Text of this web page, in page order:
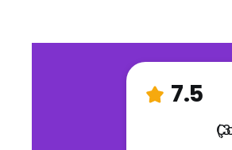
7.5